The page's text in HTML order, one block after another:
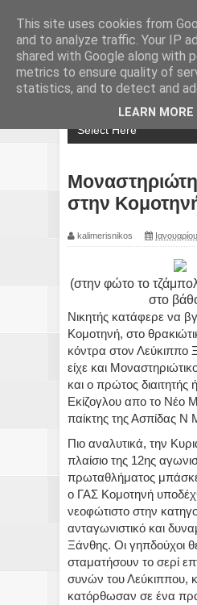
στην
kalimerisnikos
(στην φώτο το
στο
Νικητής κατάφερε να
Κομοτηνή, στο
κόντρα στον Λεύκιππο
είχε και
και ο πρώτος
Εκίζογλου απο το Νέο
παίκτης της Ασπίδας Ν
Πιο αναλυτικά, την
πλαίσιο της 12ης
πρωταθλήματος
ο ΓΑΣ Κομοτηνή
νεοφώτιστο στην
ανταγωνιστικό και
Ξάνθης. Οι γηπδούχοι
σταματήσουν το σερί
συνών του Λεύκιππου,
κατόρθωσαν σε ένα
This site uses cookies from
and to analyze traffic. Your IP
shared with Google along with
metrics to ensure quality of
statistics, and to detect and
LEARN MORE